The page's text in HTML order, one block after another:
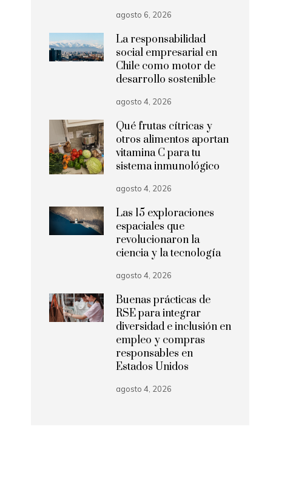
agosto 6, 2026
La responsabilidad
social empresarial en
Chile como motor de
desarrollo sostenible
agosto 4, 2026
Qué frutas cítricas y
otros alimentos aportan
vitamina C para tu
sistema inmunológico
agosto 4, 2026
Las 15 exploraciones
espaciales que
revolucionaron la
ciencia y la tecnología
agosto 4, 2026
Buenas prácticas de
RSE para integrar
diversidad e inclusión en
empleo y compras
responsables en
Estados Unidos
agosto 4, 2026